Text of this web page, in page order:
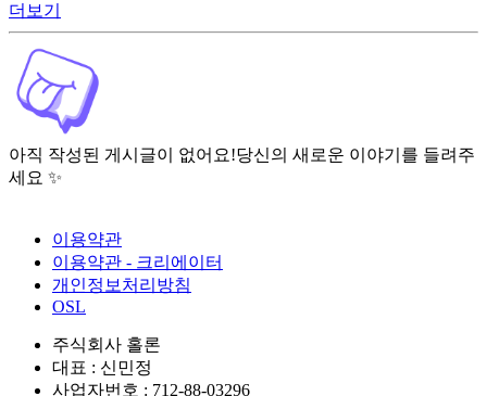
더보기
아직 작성된 게시글이 없어요!당신의 새로운 이야기를 들려주
세요 ✨
이용약관
이용약관 - 크리에이터
개인정보처리방침
OSL
주식회사 홀론
대표 : 신민정
사업자번호 : 712-88-03296